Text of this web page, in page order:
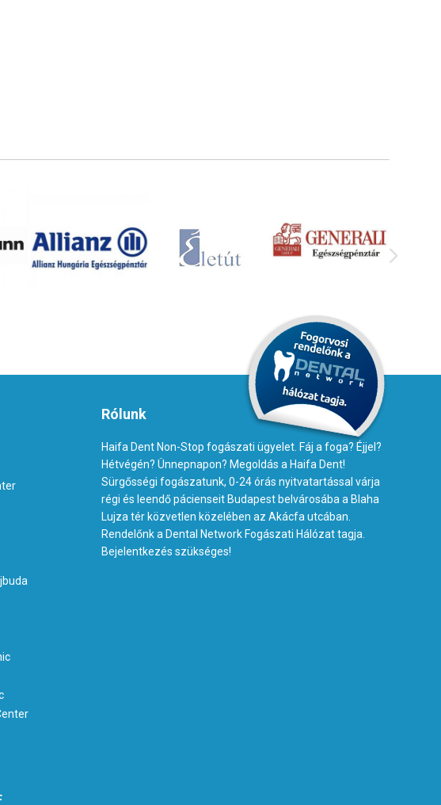
Rólunk
Haifa Dent Non-Stop fogászati ügyelet. Fáj a foga? Éjjel?
Hétvégén? Ünnepnapon? Megoldás a Haifa Dent!
Sürgősségi fogászatunk, 0-24 órás nyitvatartással várja
régi és leendő pácienseit Budapest belvárosába a Blaha
Lujza tér közvetlen közelében az Akácfa utcában.
Rendelőnk a Dental Network Fogászati Hálózat tagja.
Bejelentkezés szükséges!